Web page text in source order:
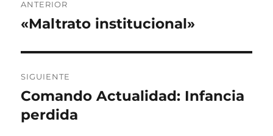
de
ANTERIOR
Entrada
«Maltrato institucional»
SIGUIENTE
Entrada
siguiente:
Comando Actualidad: Infancia
perdida